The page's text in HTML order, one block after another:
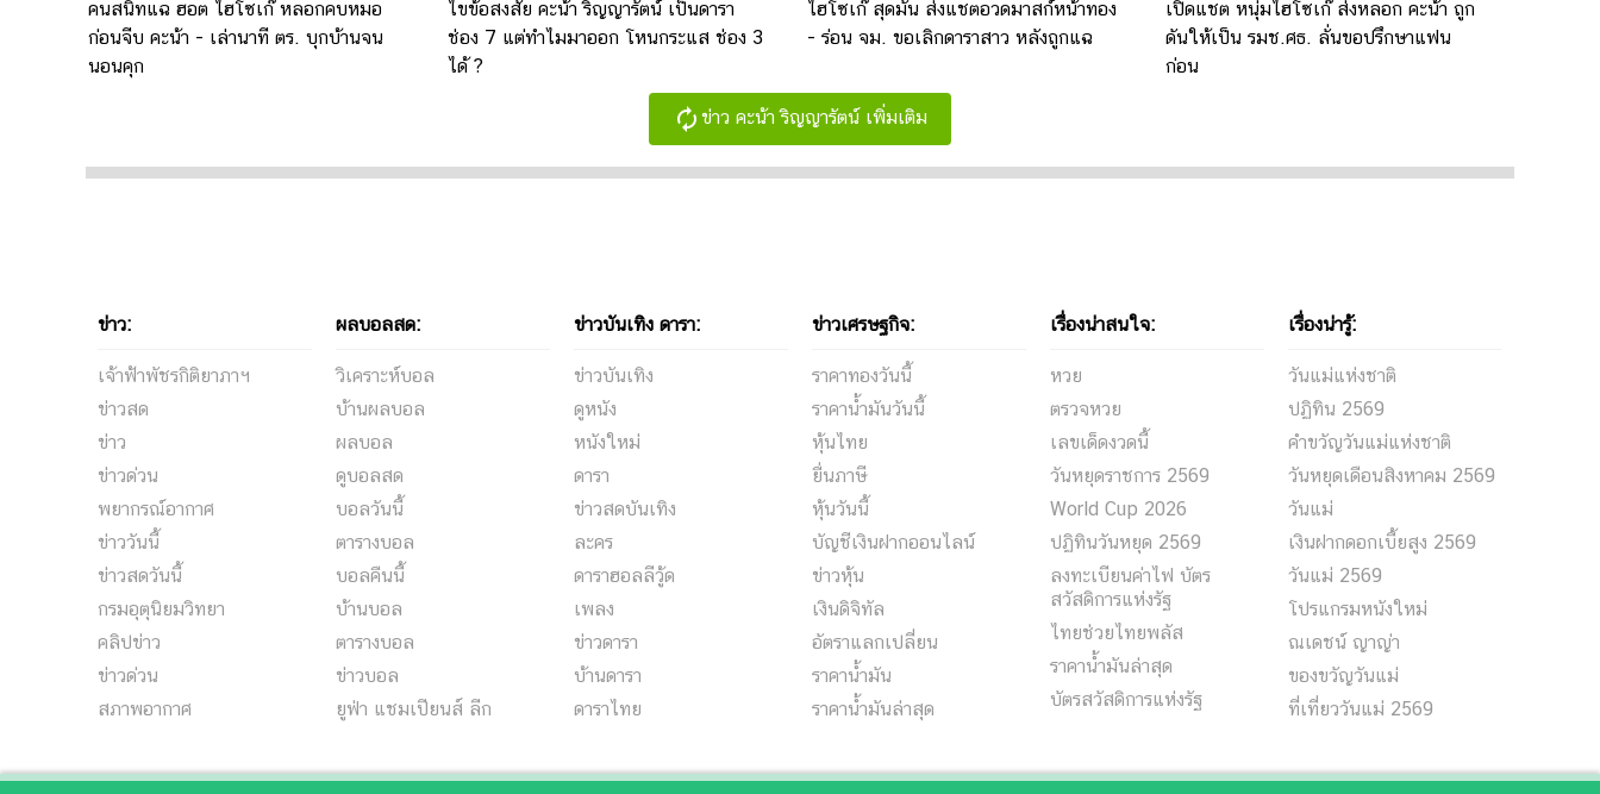
คนสนิทแฉ ฮอต ไฮโซเก๊ หลอกคบหมอ
ก่อนจีบ คะน้า - เล่านาที ตร. บุกบ้านจน
นอนคุก
ไขข้อสงสัย คะน้า ริญญารัตน์ เป็นดารา
ช่อง 7 แต่ทำไมมาออก โหนกระแส ช่อง 3
ได้ ?
ไฮโซเก๊ สุดมั่น ส่งแชตอวดมาสก์หน้าทอง
- ร่อน จม. ขอเลิกดาราสาว หลังถูกแฉ
เปิดแชต หนุ่มไฮโซเก๊ ส่งหลอก คะน้า ถูก
ดันให้เป็น รมช.ศธ. ลั่นขอปรึกษาแฟน
ก่อน
autorenew ข่าว คะน้า ริญญารัตน์ เพิ่มเติม
ข่าว:
เจ้าฟ้าพัชรกิติยาภาฯ
ข่าวสด
ข่าว
ข่าวด่วน
พยากรณ์อากาศ
ข่าววันนี้
ข่าวสดวันนี้
กรมอุตุนิยมวิทยา
คลิปข่าว
ข่าวด่วน
สภาพอากาศ
ผลบอลสด:
วิเคราะห์บอล
บ้านผลบอล
ผลบอล
ดูบอลสด
บอลวันนี้
ตารางบอล
บอลคืนนี้
บ้านบอล
ตารางบอล
ข่าวบอล
ยูฟ่า แชมเปียนส์ ลีก
ข่าวบันเทิง ดารา:
ข่าวบันเทิง
ดูหนัง
หนังใหม่
ดารา
ข่าวสดบันเทิง
ละคร
ดาราฮอลลีวู้ด
เพลง
ข่าวดารา
บ้านดารา
ดาราไทย
ข่าวเศรษฐกิจ:
ราคาทองวันนี้
ราคาน้ำมันวันนี้
หุ้นไทย
ยื่นภาษี
หุ้นวันนี้
บัญชีเงินฝากออนไลน์
ข่าวหุ้น
เงินดิจิทัล
อัตราแลกเปลี่ยน
ราคาน้ำมัน
ราคาน้ำมันล่าสุด
เรื่องน่าสนใจ:
หวย
ตรวจหวย
เลขเด็ดงวดนี้
วันหยุดราชการ 2569
World Cup 2026
ปฏิทินวันหยุด 2569
ลงทะเบียนค่าไฟ บัตร
สวัสดิการแห่งรัฐ
ไทยช่วยไทยพลัส
ราคาน้ำมันล่าสุด
บัตรสวัสดิการแห่งรัฐ
เรื่องน่ารู้:
วันแม่แห่งชาติ
ปฏิทิน 2569
คำขวัญวันแม่แห่งชาติ
วันหยุดเดือนสิงหาคม 2569
วันแม่
เงินฝากดอกเบี้ยสูง 2569
วันแม่ 2569
โปรแกรมหนังใหม่
ณเดชน์ ญาญ่า
ของขวัญวันแม่
ที่เที่ยววันแม่ 2569